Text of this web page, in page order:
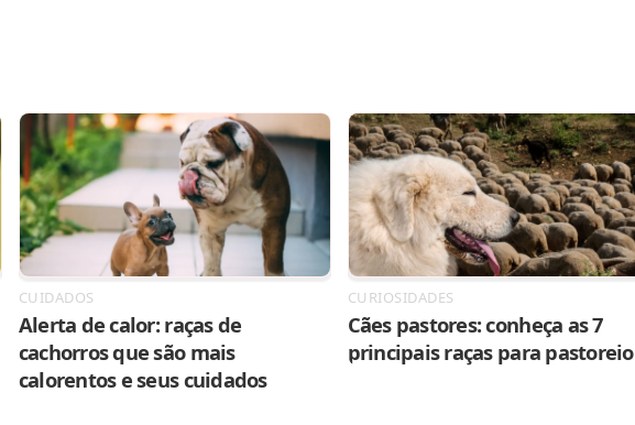
CUIDADOS
Alerta de calor: raças de
cachorros que são mais
calorentos e seus cuidados
CURIOSIDADES
Cães pastores: conheça as 7
principais raças para pastoreio